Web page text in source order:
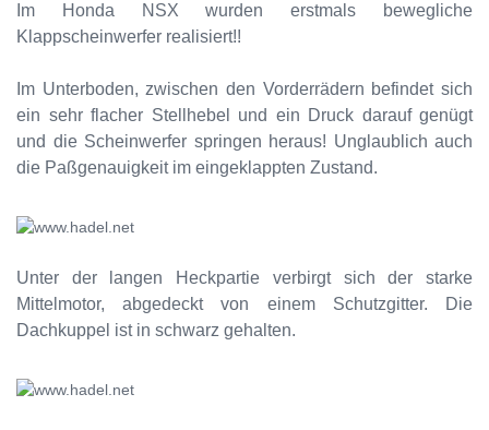
Im Honda NSX wurden erstmals bewegliche
Klappscheinwerfer realisiert!!
Im Unterboden, zwischen den Vorderrädern befindet sich
ein sehr flacher Stellhebel und ein Druck darauf genügt
und die Scheinwerfer springen heraus! Unglaublich auch
die Paßgenauigkeit im eingeklappten Zustand.
Unter der langen Heckpartie verbirgt sich der starke
Mittelmotor, abgedeckt von einem Schutzgitter. Die
Dachkuppel ist in schwarz gehalten.